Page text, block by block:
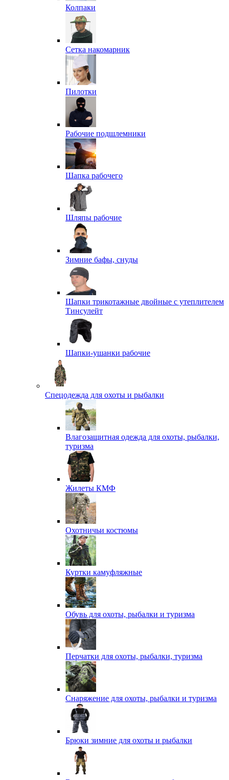
Колпаки
Сетка накомарник
Пилотки
Рабочие подшлемники
Шапка рабочего
Шляпы рабочие
Зимние бафы, снуды
Шапки трикотажные двойные с утеплителем
Тинсулейт
Шапки-ушанки рабочие
Спецодежда для охоты и рыбалки
Влагозащитная одежда для охоты, рыбалки,
туризма
Жилеты КМФ
Охотничьи костюмы
Куртки камуфляжные
Обувь для охоты, рыбалки и туризма
Перчатки для охоты, рыбалки, туризма
Снаряжение для охоты, рыбалки и туризма
Брюки зимние для охоты и рыбалки